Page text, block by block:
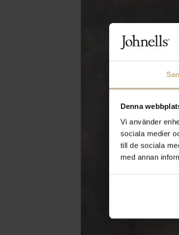
Denna
Vi använder
sociala medier
till de sociala
med annan